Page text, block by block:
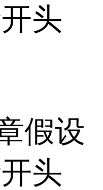
头
假设
头